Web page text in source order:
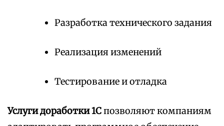
Разработка технического задания
Реализация изменений
Тестирование и отладка
Услуги доработки 1Спозволяют компаниям